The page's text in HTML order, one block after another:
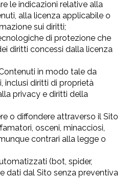
le indicazioni relative alla
alla licenza applicabile o
sui diritti;
di protezione che
diritti concessi dalla licenza
in modo tale da
inclusi diritti di proprietà
privacy e diritti della
o diffondere attraverso il Sito
osceni, minacciosi,
contrari alla legge o
(bot, spider,
dati dal Sito senza preventiva